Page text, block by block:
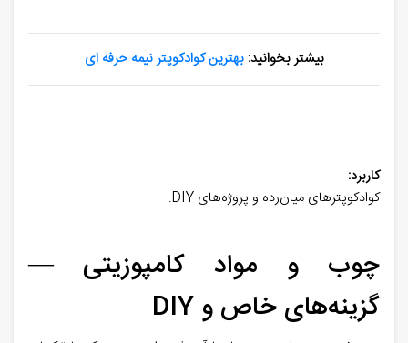
بیشتر بخوانید:بهترین کوادکوپتر نیمه حرفه ای
کاربرد:
کوادکوپترهای میان‌رده و پروژه‌های DIY.
چوب و مواد کامپوزیتی —
گزینه‌های خاص و DIY